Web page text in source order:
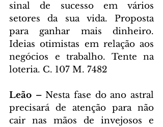
sinal de sucesso em vários
setores da sua vida. Proposta
para ganhar mais dinheiro.
Ideias otimistas em relação aos
negócios e trabalho. Tente na
loteria. C. 107 M. 7482
Leão – Nesta fase do ano astral
precisará de atenção para não
cair nas mãos de invejosos e